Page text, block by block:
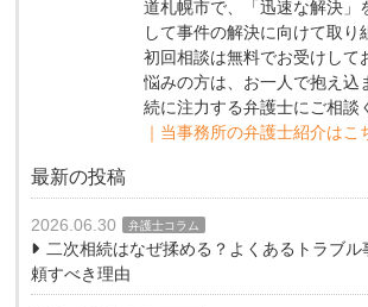
道札幌市で、「迅速な解決」
して事件の解決に向けて取り
初回相談は無料でお受けして
悩みの方は、お一人で抱え込
続に注力する弁護士にご相談
｜当事務所の弁護士紹介はこ
最新の投稿
2026.06.30 弁護士コラム
二次相続はなぜ揉める？よくあるトラブル
頼すべき理由